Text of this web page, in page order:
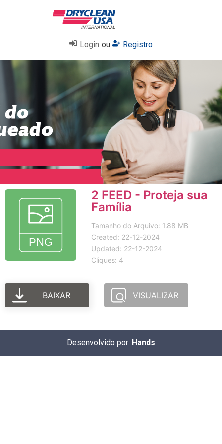
Login ou Registro
2 FEED - Proteja sua
Família
Tamanho do Arquivo: 1.88 MB
Created: 22-12-2024
Updated: 22-12-2024
Cliques: 4
BAIXAR VISUALIZAR
Desenvolvido por: Hands